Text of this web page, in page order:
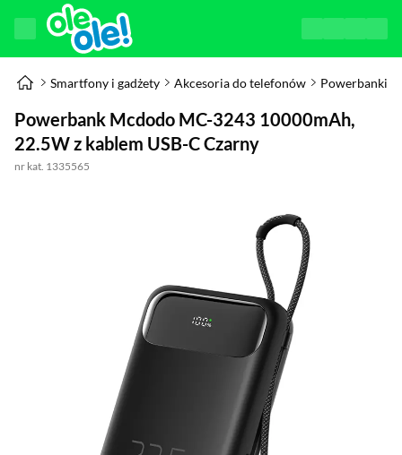
Smartfony i gadżety Akcesoria do telefonów Powerbanki
Powerbank Mcdodo MC-3243 10000mAh,
22.5W z kablem USB-C Czarny
nr kat. 1335565